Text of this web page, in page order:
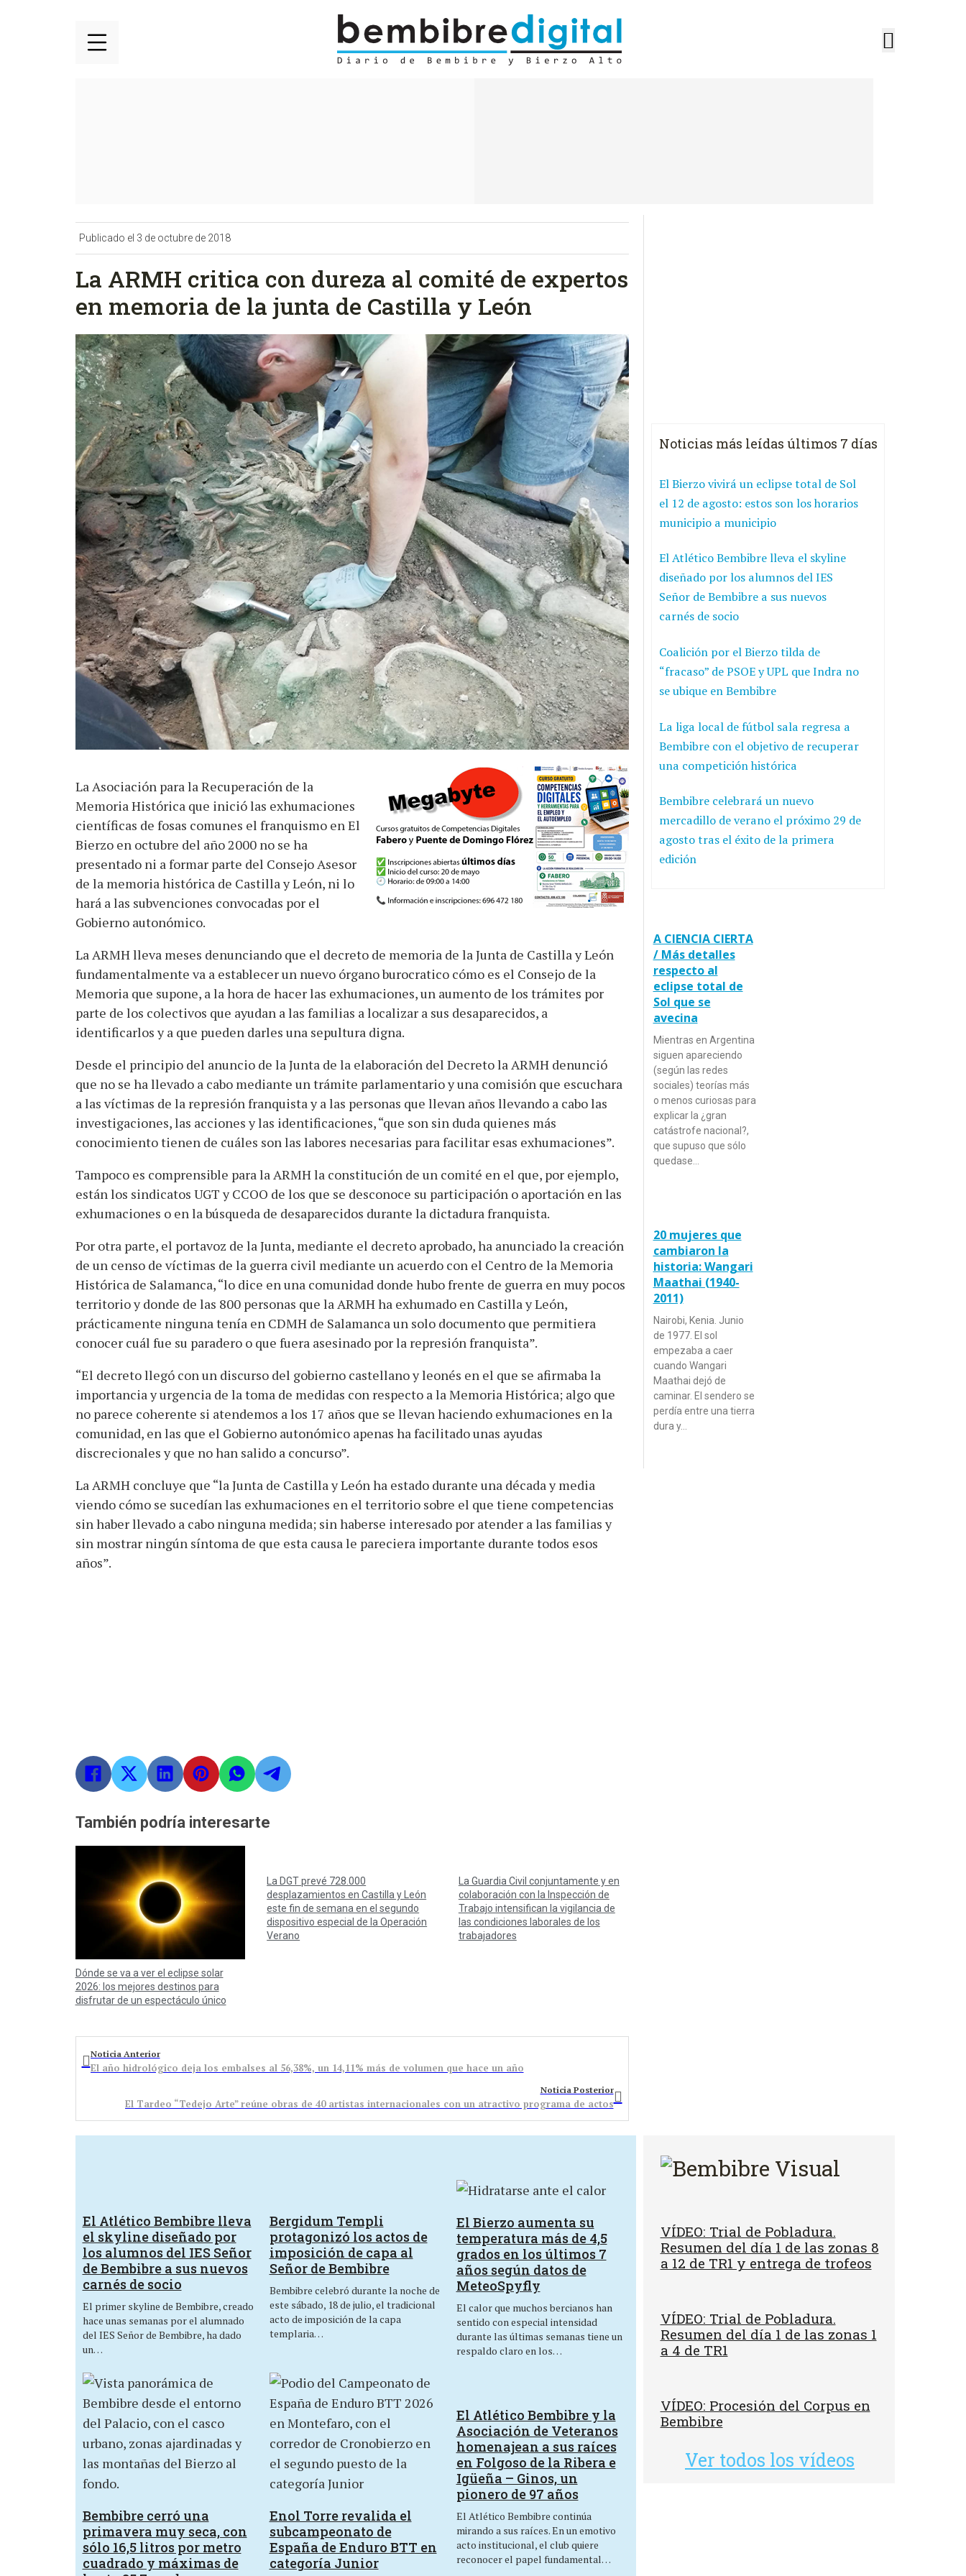
Publicado el 3 de octubre de 2018
La ARMH critica con dureza al comité de expertos
en memoria de la junta de Castilla y León
La Asociación para la Recuperación de la
Memoria Histórica que inició las exhumaciones
científicas de fosas comunes el franquismo en El
Bierzo en octubre del año 2000 no se ha
presentado ni a formar parte del Consejo Asesor
de la memoria histórica de Castilla y León, ni lo
hará a las subvenciones convocadas por el
Gobierno autonómico.
La ARMH lleva meses denunciando que el decreto de memoria de la Junta de Castilla y León
fundamentalmente va a establecer un nuevo órgano burocratico cómo es el Consejo de la
Memoria que supone, a la hora de hacer las exhumaciones, un aumento de los trámites por
parte de los colectivos que ayudan a las familias a localizar a sus desaparecidos, a
identificarlos y a que pueden darles una sepultura digna.
Desde el principio del anuncio de la Junta de la elaboración del Decreto la ARMH denunció
que no se ha llevado a cabo mediante un trámite parlamentario y una comisión que escuchara
a las víctimas de la represión franquista y a las personas que llevan años llevando a cabo las
investigaciones, las acciones y las identificaciones, “que son sin duda quienes más
conocimiento tienen de cuáles son las labores necesarias para facilitar esas exhumaciones”.
Tampoco es comprensible para la ARMH la constitución de un comité en el que, por ejemplo,
están los sindicatos UGT y CCOO de los que se desconoce su participación o aportación en las
exhumaciones o en la búsqueda de desaparecidos durante la dictadura franquista.
Por otra parte, el portavoz de la Junta, mediante el decreto aprobado, ha anunciado la creación
de un censo de víctimas de la guerra civil mediante un acuerdo con el Centro de la Memoria
Histórica de Salamanca, “lo dice en una comunidad donde hubo frente de guerra en muy pocos
territorio y donde de las 800 personas que la ARMH ha exhumado en Castilla y León,
prácticamente ninguna tenía en CDMH de Salamanca un solo documento que permitiera
conocer cuál fue su paradero o que fuera asesinado por la represión franquista”.
“El decreto llegó con un discurso del gobierno castellano y leonés en el que se afirmaba la
importancia y urgencia de la toma de medidas con respecto a la Memoria Histórica; algo que
no parece coherente si atendemos a los 17 años que se llevan haciendo exhumaciones en la
comunidad, en las que el Gobierno autonómico apenas ha facilitado unas ayudas
discrecionales y que no han salido a concurso”.
La ARMH concluye que “la Junta de Castilla y León ha estado durante una década y media
viendo cómo se sucedían las exhumaciones en el territorio sobre el que tiene competencias
sin haber llevado a cabo ninguna medida; sin haberse interesado por atender a las familias y
sin mostrar ningún síntoma de que esta causa le pareciera importante durante todos esos
años”.
También podría interesarte
Dónde se va a ver el eclipse solar
2026: los mejores destinos para
disfrutar de un espectáculo único
La DGT prevé 728.000
desplazamientos en Castilla y León
este fin de semana en el segundo
dispositivo especial de la Operación
Verano
La Guardia Civil conjuntamente y en
colaboración con la Inspección de
Trabajo intensifican la vigilancia de
las condiciones laborales de los
trabajadores
Noticia Anterior
El año hidrológico deja los embalses al 56,38%, un 14,11% más de volumen que hace un año
Noticia Posterior
El Tardeo “Tedejo Arte” reúne obras de 40 artistas internacionales con un atractivo programa de actos
Noticias más leídas últimos 7 días
El Bierzo vivirá un eclipse total de Sol
el 12 de agosto: estos son los horarios
municipio a municipio
El Atlético Bembibre lleva el skyline
diseñado por los alumnos del IES
Señor de Bembibre a sus nuevos
carnés de socio
Coalición por el Bierzo tilda de
“fracaso” de PSOE y UPL que Indra no
se ubique en Bembibre
La liga local de fútbol sala regresa a
Bembibre con el objetivo de recuperar
una competición histórica
Bembibre celebrará un nuevo
mercadillo de verano el próximo 29 de
agosto tras el éxito de la primera
edición
A CIENCIA CIERTA
/ Más detalles
respecto al
eclipse total de
Sol que se
avecina
Mientras en Argentina
siguen apareciendo
(según las redes
sociales) teorías más
o menos curiosas para
explicar la ¿gran
catástrofe nacional?,
que supuso que sólo
quedase…
20 mujeres que
cambiaron la
historia: Wangari
Maathai (1940-
2011)
Nairobi, Kenia. Junio
de 1977. El sol
empezaba a caer
cuando Wangari
Maathai dejó de
caminar. El sendero se
perdía entre una tierra
dura y…
El Atlético Bembibre lleva
el skyline diseñado por
los alumnos del IES Señor
de Bembibre a sus nuevos
carnés de socio
El primer skyline de Bembibre, creado
hace unas semanas por el alumnado
del IES Señor de Bembibre, ha dado
un…
Bergidum Templi
protagonizó los actos de
imposición de capa al
Señor de Bembibre
Bembibre celebró durante la noche de
este sábado, 18 de julio, el tradicional
acto de imposición de la capa
templaria…
El Bierzo aumenta su
temperatura más de 4,5
grados en los últimos 7
años según datos de
MeteoSpyfly
El calor que muchos bercianos han
sentido con especial intensidad
durante las últimas semanas tiene un
respaldo claro en los…
Bembibre cerró una
primavera muy seca, con
sólo 16,5 litros por metro
cuadrado y máximas de
Enol Torre revalida el
subcampeonato de
España de Enduro BTT en
categoría Junior
El Atlético Bembibre y la
Asociación de Veteranos
homenajean a sus raíces
en Folgoso de la Ribera e
Igüeña – Ginos, un
pionero de 97 años
El Atlético Bembibre continúa
mirando a sus raíces. En un emotivo
acto institucional, el club quiere
reconocer el papel fundamental…
VÍDEO: Trial de Pobladura.
Resumen del día 1 de las zonas 8
a 12 de TR1 y entrega de trofeos
VÍDEO: Trial de Pobladura.
Resumen del día 1 de las zonas 1
a 4 de TR1
VÍDEO: Procesión del Corpus en
Bembibre
Ver todos los vídeos